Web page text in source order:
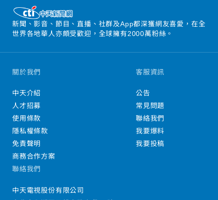
新聞、影音、節目、直播、社群及App都深獲網友喜愛，在全
世界各地華人亦頗受歡迎，全球擁有2000萬粉絲。
關於我們
中天介紹
人才招募
使用條款
隱私權條款
免責聲明
商務合作方案
客服資訊
公告
常見問題
聯絡我們
我要爆料
我要投稿
聯絡我們
中天電視股份有限公司